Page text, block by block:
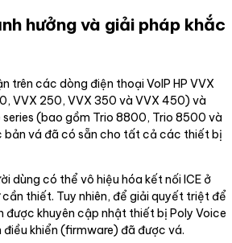
hưởng và giải pháp khắc
trên các dòng điện thoại VoIP HP VVX
VVX 250, VVX 350 và VVX 450) và
series (bao gồm Trio 8800, Trio 8500 và
bản vá đã có sẵn cho tất cả các thiết bị
dùng có thể vô hiệu hóa kết nối ICE ở
cần thiết. Tuy nhiên, để giải quyết triệt để
được khuyên cập nhật thiết bị Poly Voice
điều khiển (firmware) đã được vá.